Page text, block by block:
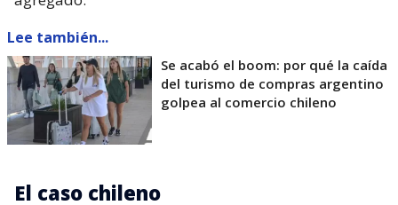
Lee también...
Se acabó el boom: por qué la caída
del turismo de compras argentino
golpea al comercio chileno
El caso chileno